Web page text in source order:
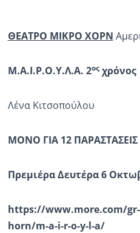
ΘΕΑΤΡΟ ΜΙΚΡΟ ΧΟΡΝ
Μ.Α.Ι.Ρ.Ο.Υ.Λ.Α. 2οςχρόνος
Λένα Κιτσοπούλου
ΜΟΝΟ ΓΙΑ 12 ΠΑΡΑΣΤΑΣΕΙΣ
Πρεμιέρα Δευτέρα 6
https://www.more.com/
horn/m-a-i-r-o-y-l-a/